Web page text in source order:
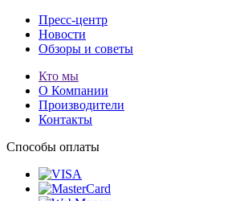
Пресс-центр
Новости
Обзоры и советы
Кто мы
О Компании
Производители
Контакты
Способы оплаты